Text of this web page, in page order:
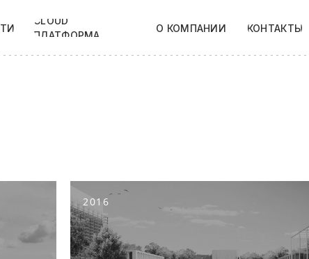
О КОМПАНИИ КОНТАКТЫ
CLOUD
ПЛАТФОРМА
2016